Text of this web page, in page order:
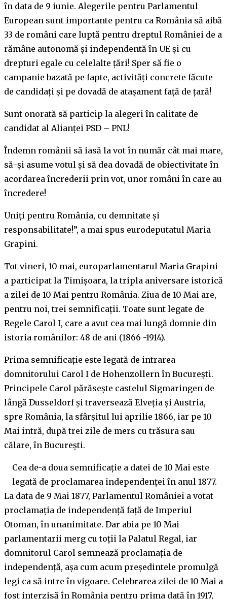
în data de 9 iunie. Alegerile pentru Parlamentul
European sunt importante pentru ca România să aibă
33 de români care luptă pentru dreptul României de a
rămâne autonomă și independentă în UE și cu
drepturi egale cu celelalte țări! Sper să fie o
campanie bazată pe fapte, activități concrete făcute
de candidați și pe dovadă de atașament față de țară!
Sunt onorată să particip la alegeri în calitate de
candidat al Alianței PSD – PNL!
Îndemn românii să iasă la vot în număr cât mai mare,
să-și asume votul și să dea dovadă de obiectivitate în
acordarea încrederii prin vot, unor români în care au
încredere!
Uniți pentru România, cu demnitate și
responsabilitate!”, a mai spus eurodeputatul Maria
Grapini.
Tot vineri, 10 mai, europarlamentarul Maria Grapini
a participat la Timișoara, la tripla aniversare istorică
a zilei de 10 Mai pentru România. Ziua de 10 Mai are,
pentru noi, trei semnificații. Toate sunt legate de
Regele Carol I, care a avut cea mai lungă domnie din
istoria românilor: 48 de ani (1866 -1914).
Prima semnificație este legată de intrarea
domnitorului Carol I de Hohenzollern în București.
Principele Carol părăsește castelul Sigmaringen de
lângă Dusseldorf şi traversează Elveţia şi Austria,
spre România, la sfârşitul lui aprilie 1866, iar pe 10
Mai intră, după trei zile de mers cu trăsura sau
călare, în București.
Cea de-a doua semnificație a datei de 10 Mai este
legată de proclamarea independenței în anul 1877.
La data de 9 Mai 1877, Parlamentul României a votat
proclamaţia de independenţă faţă de Imperiul
Otoman, în unanimitate. Dar abia pe 10 Mai
parlamentarii merg cu toţii la Palatul Regal, iar
domnitorul Carol semnează proclamaţia de
independenţă, așa cum acum președintele promulgă
legi ca să intre în vigoare. Celebrarea zilei de 10 Mai a
fost interzisă în România pentru prima dată în 1917,